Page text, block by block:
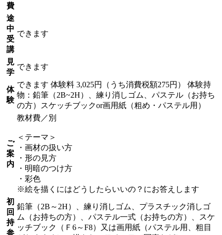
費
途
中
受
講
できます
見
学
できます
体
験
できます 体験料 3,025円（うち消費税額275円） 体験持
物：鉛筆（2B~2H）、練り消しゴム、パステル（お持ち
の方）スケッチブックor画用紙（粗め・パステル用）
ご
案
内
教材費／別
＜テーマ＞
・画材の扱い方
・形の見方
・明暗のつけ方
・彩色
※絵を描くにはどうしたらいいの？にお答えします
初
回
持
参
鉛筆（2B～2H）、練り消しゴム、プラスチック消しゴ
ム（お持ちの方）、パステル一式（お持ちの方）、スケ
ッチブック（Ｆ6～F8）又は画用紙（パステル用、粗目